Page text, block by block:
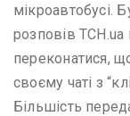
мікроавтобусі.
розповів ТСН.ua
переконатися,
своєму чаті з
Більшість